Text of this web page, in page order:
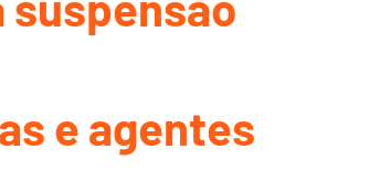
e agentes